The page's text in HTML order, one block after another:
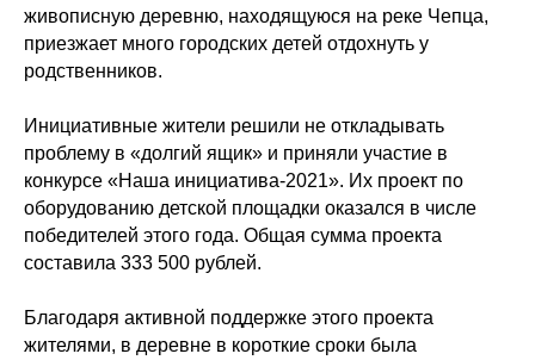
живописную деревню, находящуюся на реке Чепца,
приезжает много городских детей отдохнуть у
родственников.
Инициативные жители решили не откладывать
проблему в «долгий ящик» и приняли участие в
конкурсе «Наша инициатива-2021». Их проект по
оборудованию детской площадки оказался в числе
победителей этого года. Общая сумма проекта
составила 333 500 рублей.
Благодаря активной поддержке этого проекта
жителями, в деревне в короткие сроки была